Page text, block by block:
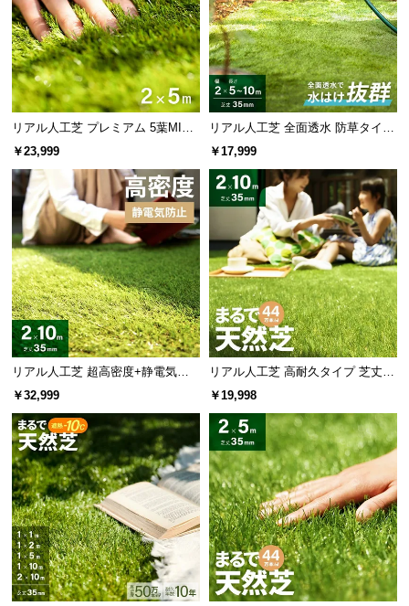
リアル人工芝 プレミアム 5葉MI
X・質感をさらに追求 芝丈38mm 2
￥23,999
リアル人工芝 全面透水 防草タイプ
芝丈35mm 2×5~10m
￥17,999
リアル人工芝 超高密度+静電気防
止 極細タイプ 芝丈35mm 2×10m
￥32,999
リアル人工芝 高耐久タイプ 芝丈35
mm 2×10m 防草シート付（自然な
￥19,998